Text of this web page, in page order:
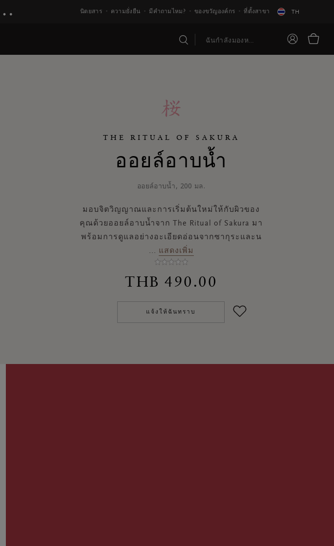
นิตยสาร ความยั่งยืน มีคำถามไหม? ของขวัญองค์กร ที่ตั้งสาขา TH
THE RITUAL OF SAKURA
ออยล์อาบน้ำ
ออยล์อาบน้ำ, 200 มล.
มอบจิตวิญญาณและการเริ่มต้นใหม่ให้กับผิวของ
คุณด้วยออยล์อาบน้ำจาก The Ritual of Sakura มา
พร้อมการดูแลอย่างอะเอียดอ่อนจากซากุระและน
... แสดงเพิ่ม
THB 490.00
แจ้งให้ฉันทราบ